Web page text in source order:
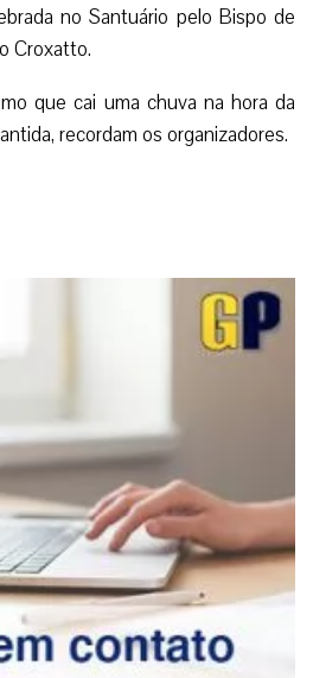
no Santuário pelo Bispo de
Croxatto.
que cai uma chuva na hora da
recordam os organizadores.